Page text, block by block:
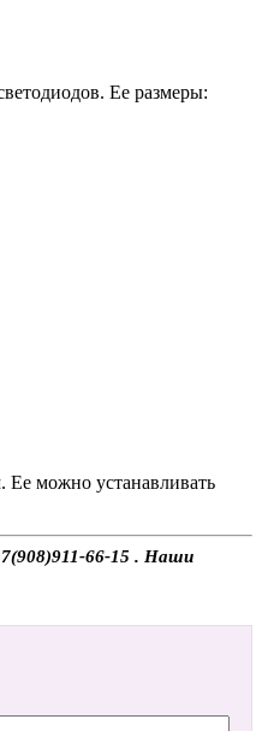
Ее размеры:
Ее можно устанавливать
66-15 . Наши